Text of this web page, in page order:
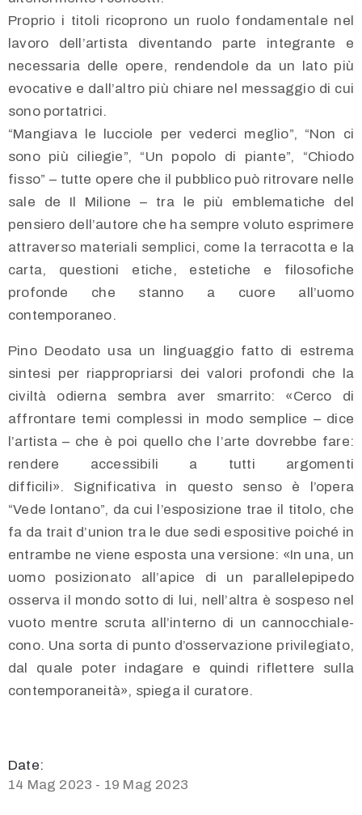
Proprio i titoli ricoprono un ruolo fondamentale nel
lavoro dell’artista diventando parte integrante e
necessaria delle opere, rendendole da un lato più
evocative e dall’altro più chiare nel messaggio di cui
sono portatrici.
“Mangiava le lucciole per vederci meglio”, “Non ci
sono più ciliegie”, “Un popolo di piante”, “Chiodo
fisso” – tutte opere che il pubblico può ritrovare nelle
sale de Il Milione – tra le più emblematiche del
pensiero dell’autore che ha sempre voluto esprimere
attraverso materiali semplici, come la terracotta e la
carta, questioni etiche, estetiche e filosofiche
profonde che stanno a cuore all’uomo
contemporaneo.
Pino Deodato usa un linguaggio fatto di estrema
sintesi per riappropriarsi dei valori profondi che la
civiltà odierna sembra aver smarrito: «Cerco di
affrontare temi complessi in modo semplice – dice
l’artista – che è poi quello che l’arte dovrebbe fare:
rendere accessibili a tutti argomenti
difficili». Significativa in questo senso è l’opera
“Vede lontano”, da cui l’esposizione trae il titolo, che
fa da trait d’union tra le due sedi espositive poiché in
entrambe ne viene esposta una versione: «In una, un
uomo posizionato all’apice di un parallelepipedo
osserva il mondo sotto di lui, nell’altra è sospeso nel
vuoto mentre scruta all’interno di un cannocchiale-
cono. Una sorta di punto d’osservazione privilegiato,
dal quale poter indagare e quindi riflettere sulla
contemporaneità», spiega il curatore.
Date:
14 Mag 2023 - 19 Mag 2023